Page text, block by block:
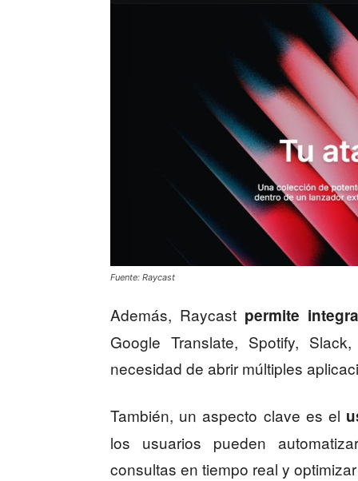
Fuente: Raycast
Además, Raycast permite
Google Translate, Spotify,
necesidad de abrir múltiples
También, un aspecto clave es el
los usuarios pueden
consultas en tiempo real y